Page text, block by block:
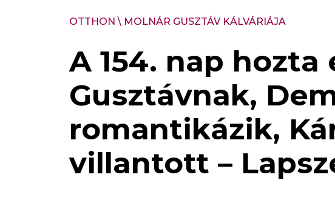
OTTHON \ MOLNÁR GUSZTÁV KÁLVÁRIÁJA
A 154. nap
Gusztávnak,
romantikázik,
villantott –